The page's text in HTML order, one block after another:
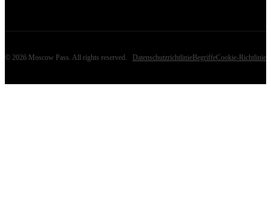
© 2026 Moscow Pass. All rights reserved. Datenschutzrichtlinie BegriffeCookie-Richtlinie